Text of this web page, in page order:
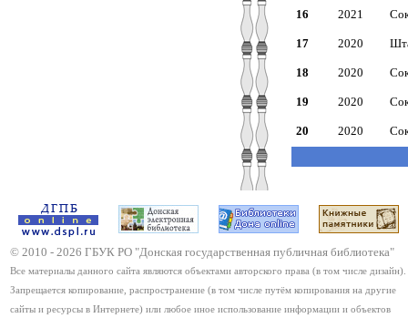
16 2021
17 2020
18 2020
19 2020
20 2020
© 2010 - 2026 ГБУК РО "Донская государственная публичная библиотека"
Все материалы данного сайта являются объектами авторского права (в том числе дизайн).
Запрещается копирование, распространение (в том числе путём копирования на другие
сайты и ресурсы в Интернете) или любое иное использование информации и объектов